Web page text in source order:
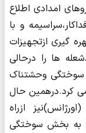
امدادی اطلاع
و با
گیری ازتجهیزات
ها را درحالی
جوان مذکوردچار۸۰ درصد سوختگی وحشتناک
کرد.درهمین حال
ازراه
به بخش سوختگی